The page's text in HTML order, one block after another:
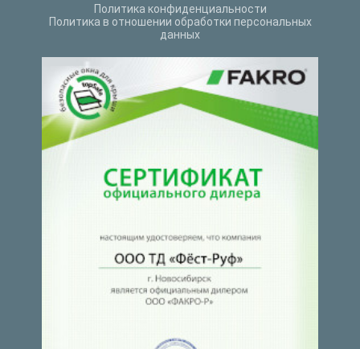
Политика конфиденциальности
Политика в отношении обработки персональных
данных